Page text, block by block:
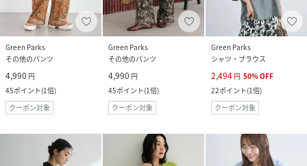
Green Parks
その他のパンツ
4,990 円
45ポイント(1倍)
クーポン対象
Green Parks
その他のパンツ
4,990 円
45ポイント(1倍)
クーポン対象
Green Parks
シャツ・ブラウス
2,494 円 50%OFF
22ポイント(1倍)
クーポン対象